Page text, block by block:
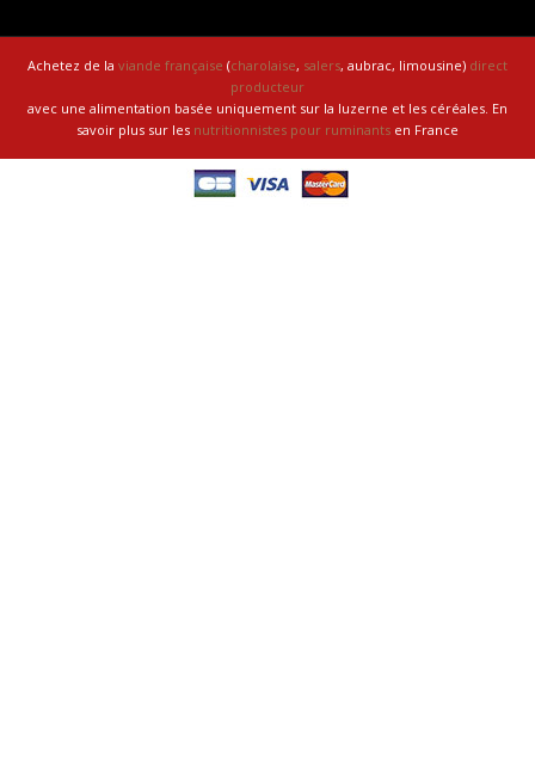
Achetez de la viande française (charolaise, salers, aubrac, limousine) direct
producteur
avec une alimentation basée uniquement sur la luzerne et les céréales. En
savoir plus sur les nutritionnistes pour ruminants en France